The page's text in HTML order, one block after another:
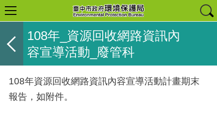
108年_資源回收網路資訊內
容宣導活動_廢管科
108年資源回收網路資訊內容宣導活動計畫期末
報告，如附件。